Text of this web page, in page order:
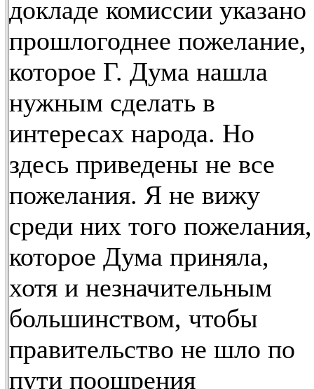
докладе комиссии указано
прошлогоднее пожелание,
которое Г. Дума нашла
нужным сделать в
интересах народа. Но
здесь приведены не все
пожелания. Я не вижу
среди них того пожелания,
которое Дума приняла,
хотя и незначительным
большинством, чтобы
правительство не шло по
пути поощрения